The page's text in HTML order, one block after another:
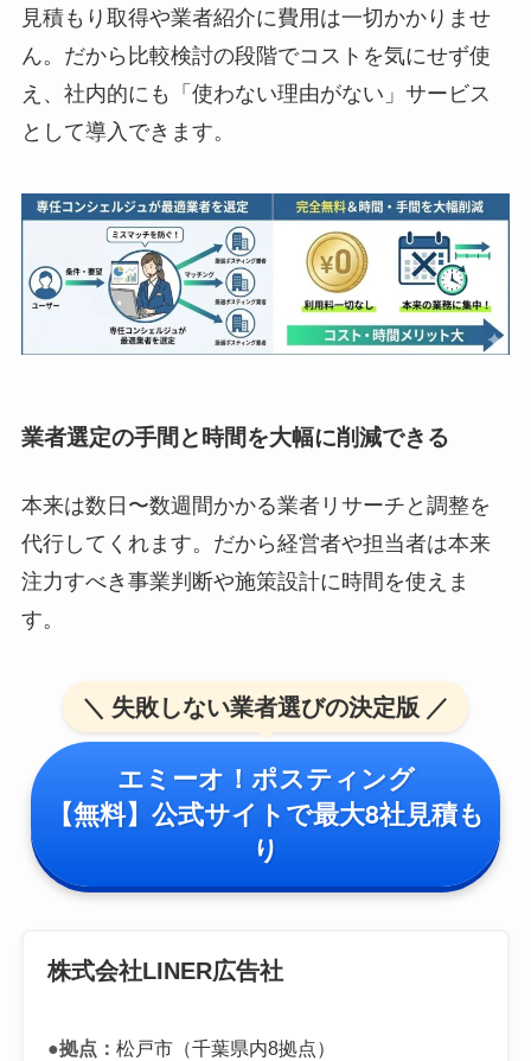
見積もり取得や業者紹介に費用は一切かかりませ
ん。だから比較検討の段階でコストを気にせず使
え、社内的にも「使わない理由がない」サービス
として導入できます。
業者選定の手間と時間を大幅に削減できる
本来は数日〜数週間かかる業者リサーチと調整を
代行してくれます。だから経営者や担当者は本来
注力すべき事業判断や施策設計に時間を使えま
す。
＼ 失敗しない業者選びの決定版 ／
エミーオ！ポスティング
【無料】公式サイトで最大8社見積も
り
株式会社LINER広告社
●拠点： 松戸市（千葉県内8拠点）